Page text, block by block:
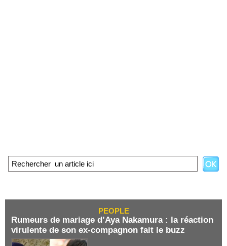
PEOPLE
Rumeurs de mariage d’Aya Nakamura : la réaction
virulente de son ex-compagnon fait le buzz